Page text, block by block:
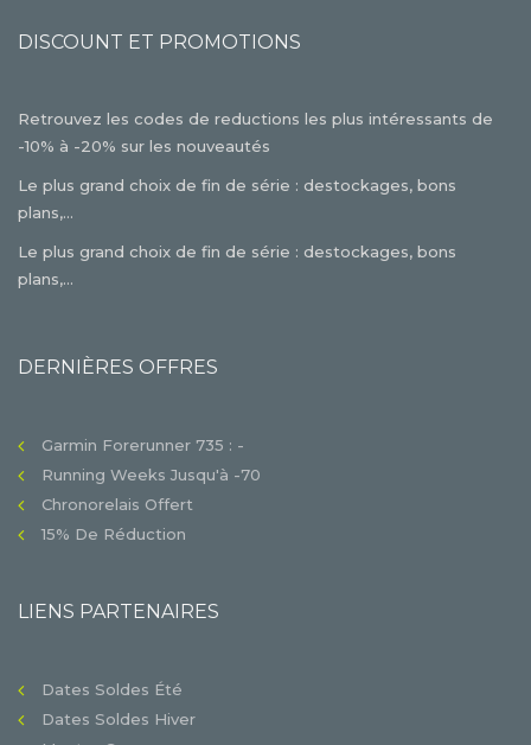
DISCOUNT ET PROMOTIONS
Retrouvez les codes de reductions les plus intéressants de
-10% à -20% sur les nouveautés
Le plus grand choix de fin de série : destockages, bons
plans,...
Le plus grand choix de fin de série : destockages, bons
plans,...
DERNIÈRES OFFRES
Garmin Forerunner 735 : -
Running Weeks Jusqu'à -70
Chronorelais Offert
15% De Réduction
LIENS PARTENAIRES
Dates Soldes Été
Dates Soldes Hiver